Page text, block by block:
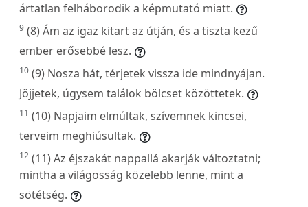
ártatlan felháborodik a képmutató miatt.
9 (8) Ám az igaz kitart az útján, és a tiszta kezű
ember erősebbé lesz.
10 (9) Nosza hát, térjetek vissza ide mindnyájan.
Jöjjetek, úgysem találok bölcset közöttetek.
11 (10) Napjaim elmúltak, szívemnek kincsei,
terveim meghiúsultak.
12 (11) Az éjszakát nappallá akarják változtatni;
mintha a világosság közelebb lenne, mint a
sötétség.